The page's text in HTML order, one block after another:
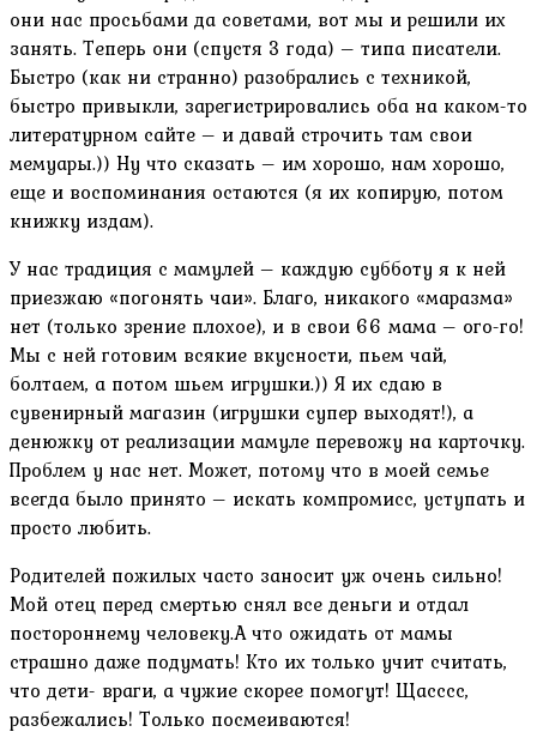
они нас просьбами да советами, вот мы и решили их
занять. Теперь они (спустя 3 года) – типа писатели.
Быстро (как ни странно) разобрались с техникой,
быстро привыкли, зарегистрировались оба на каком-то
литературном сайте – и давай строчить там свои
мемуары.)) Ну что сказать – им хорошо, нам хорошо,
еще и воспоминания остаются (я их копирую, потом
книжку издам).
У нас традиция с мамулей – каждую субботу я к ней
приезжаю «погонять чаи». Благо, никакого «маразма»
нет (только зрение плохое), и в свои 66 мама – ого-го!
Мы с ней готовим всякие вкусности, пьем чай,
болтаем, а потом шьем игрушки.)) Я их сдаю в
сувенирный магазин (игрушки супер выходят!), а
денюжку от реализации мамуле перевожу на карточку.
Проблем у нас нет. Может, потому что в моей семье
всегда было принято – искать компромисс, уступать и
просто любить.
Родителей пожилых часто заносит уж очень сильно!
Мой отец перед смертью снял все деньги и отдал
постороннему человеку.А что ожидать от мамы
страшно даже подумать! Кто их только учит считать,
что дети- враги, а чужие скорее помогут! Щасссс,
разбежались! Только посмеиваются!